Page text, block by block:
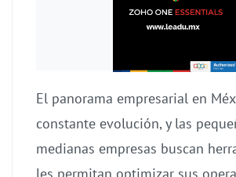
El panorama empresarial en
constante evolución, y las
medianas empresas buscan